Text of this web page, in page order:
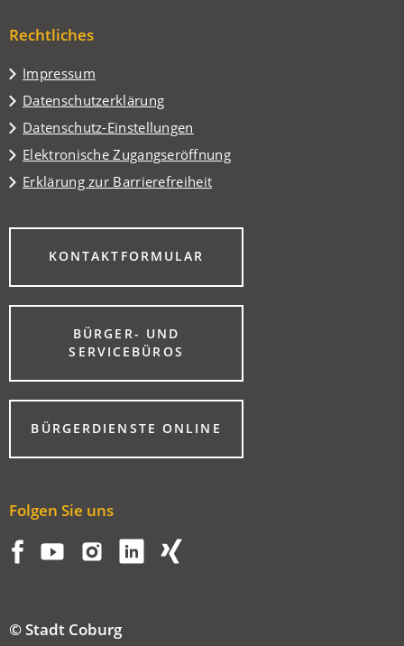
Tab)
neuen
Rechtliches
Impressum
Datenschutzerklärung
Datenschutz-Einstellungen
Elektronische Zugangseröffnung
Erklärung zur Barrierefreiheit
KONTAKTFORMULAR
(ÖFFNET
EINEM
NEUEN
BÜRGER- UND
SERVICEBÜROS
(ÖFFNET
EINEM
NEUEN
TAB)BÜRGERDIENSTE ONLINE
(ÖFFNET
EINEM
Folgen Sie uns
© Stadt Coburg